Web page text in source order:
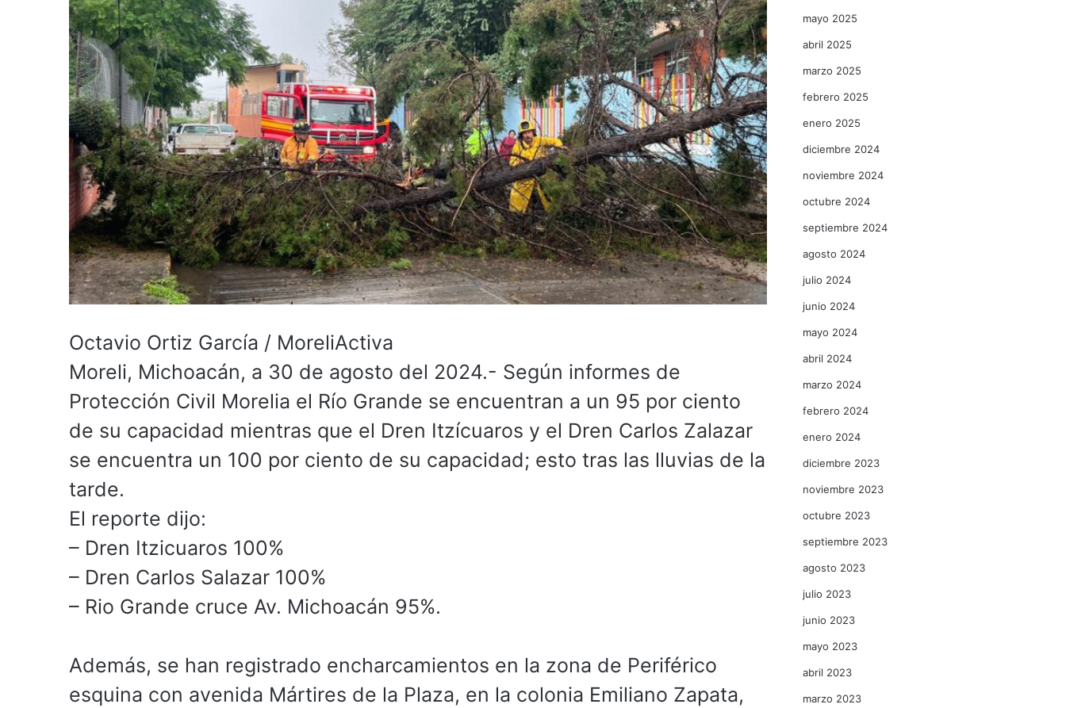
Octavio Ortiz García / MoreliActiva
Moreli, Michoacán, a 30 de agosto del 2024.- Según informes de
Protección Civil Morelia el Río Grande se encuentran a un 95 por ciento
de su capacidad mientras que el Dren Itzícuaros y el Dren Carlos Zalazar
se encuentra un 100 por ciento de su capacidad; esto tras las lluvias de la
tarde.
El reporte dijo:
– Dren Itzicuaros 100%
– Dren Carlos Salazar 100%
– Rio Grande cruce Av. Michoacán 95%.
Además, se han registrado encharcamientos en la zona de Periférico
esquina con avenida Mártires de la Plaza, en la colonia Emiliano Zapata,
mayo 2025
abril 2025
marzo 2025
febrero 2025
enero 2025
diciembre 2024
noviembre 2024
octubre 2024
septiembre 2024
agosto 2024
julio 2024
junio 2024
mayo 2024
abril 2024
marzo 2024
febrero 2024
enero 2024
diciembre 2023
noviembre 2023
octubre 2023
septiembre 2023
agosto 2023
julio 2023
junio 2023
mayo 2023
abril 2023
marzo 2023